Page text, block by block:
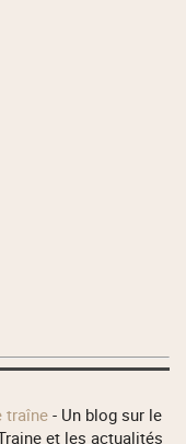
traîne - Un blog sur le
et les actualités